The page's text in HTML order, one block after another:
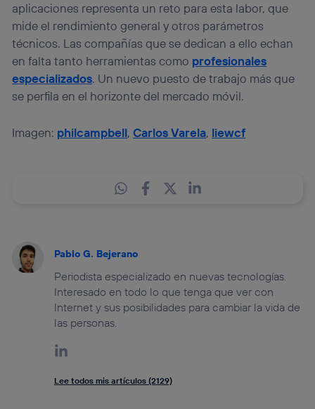
aplicaciones representa un reto para esta labor, que
mide el rendimiento general y otros parámetros
técnicos. Las compañías que se dedican a ello echan
en falta tanto herramientas como profesionales
especializados. Un nuevo puesto de trabajo más que
se perfila en el horizonte del mercado móvil.
Imagen: philcampbell,Carlos Varela, liewcf
Pablo G. Bejerano
Periodista especializado en nuevas tecnologías.
Interesado en todo lo que tenga que ver con
Internet y sus posibilidades para cambiar la vida de
las personas.
Lee todos mis artículos (2129)